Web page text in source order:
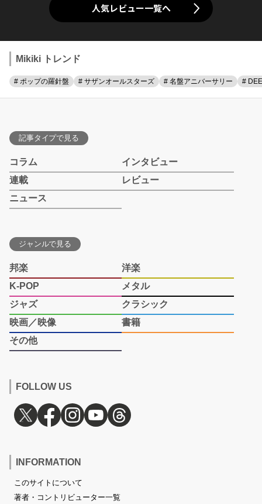
人気レビュー一覧へ
Mikiki トレンド
# ポップの羅針盤 # サザンオールスターズ # 名盤アニバーサリー #
記事タイプで見る
コラム
インタビュー
連載
レビュー
ニュース
ジャンルで見る
邦楽
洋楽
K-POP
メタル
ジャズ
クラシック
映画／映像
書籍
その他
FOLLOW US
INFORMATION
このサイトについて
著者・コントリビューター一覧